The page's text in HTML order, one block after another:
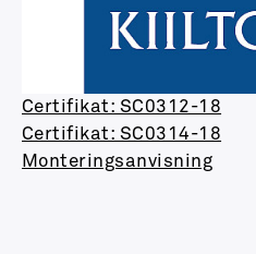
Certifikat: SC0312-18
Certifikat: SC0314-18
Monteringsanvisning